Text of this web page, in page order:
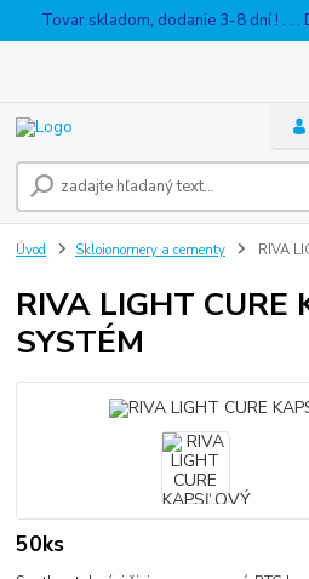
Tovar skladom, dodanie 3-8 dní ! . .
Úvod Skloionomery a cementy RIVA
RIVA LIGHT CURE
SYSTÉM
50ks